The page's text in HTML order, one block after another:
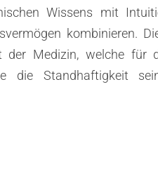
Wissens mit
kombinieren.
der Medizin, welche für
die Standhaftigkeit